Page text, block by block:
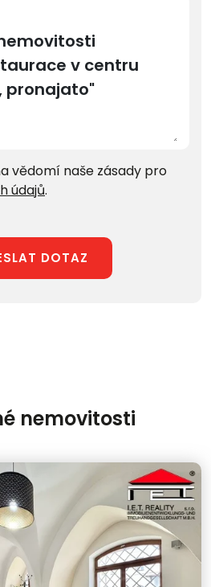
vědomí naše zásady pro
údajů.
DOTAZ
nemovitosti